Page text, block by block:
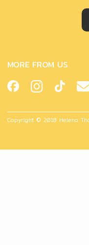
MORE FROM US
Copyright © 2018 Helena